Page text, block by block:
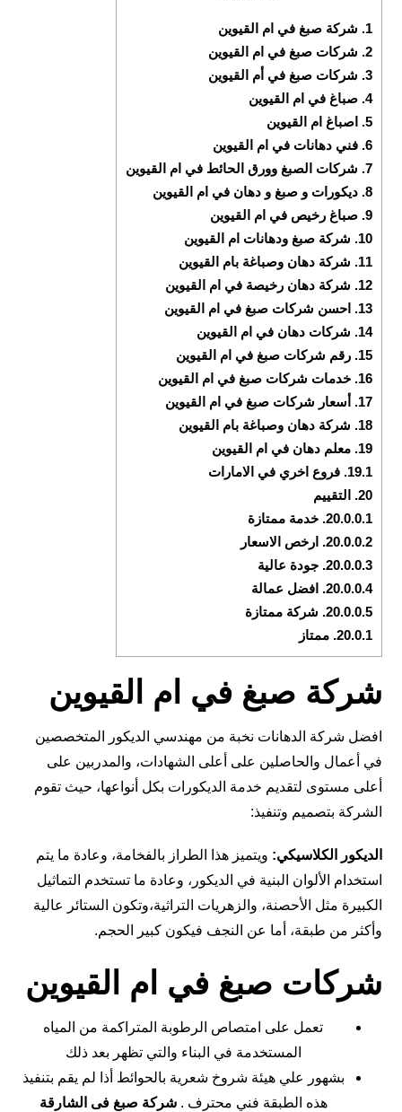
1. شركة صبغ في ام القيوين
2. شركات صبغ في ام القيوين
3. شركات صبغ في أم القيوين
4. صباغ في ام القيوين
5.
اصباغ ام القيوين
6. فني دهانات في ام القيوين
7. شركات الصبغ وورق الحائط في ام القيوين
8. ديكورات و صبغ و دهان في ام القيوين
9. صباغ رخيص في ام القيوين
10. شركة صبغ ودهانات ام القيوين
11. شركة دهان وصباغة بام القيوين
12. شركة دهان رخيصة في ام القيوين
13.
احسن شركات صبغ في ام القيوين
14. شركات دهان في ام القيوين
15. رقم شركات صبغ في ام القيوين
16. خدمات شركات صبغ في ام القيوين
17. أسعار شركات صبغ في ام القيوين
18. شركة دهان وصباغة بام القيوين
19. معلم دهان في ام القيوين
19.1. فروع اخري في الامارات
20.
التقييم
20.0.0.1. خدمة ممتازة
20.0.0.2.
ارخص الاسعار
20.0.0.3. جودة عالية
20.0.0.4.
افضل عمالة
20.0.0.5. شركة ممتازة
20.0.1. ممتاز
شركة صبغ في ام القيوين
افضل شركة الدهانات نخبة من مهندسي الديكور المتخصصين
في أعمال والحاصلين على أعلى الشهادات، والمدربين على
أعلى مستوى لتقديم خدمة الديكورات بكل أنواعها، حيث تقوم
الشركة بتصميم وتنفيذ:
الديكور الكلاسيكي: ويتميز هذا الطراز بالفخامة، وعادة ما يتم
استخدام الألوان البنية في الديكور، وعادة ما تستخدم التماثيل
الكبيرة مثل الأحصنة، والزهريات التراثية،وتكون الستائر عالية
وأكثر من طبقة، أما عن النجف فيكون كبير الحجم.
شركات صبغ في ام القيوين
تعمل على امتصاص الرطوبة المتراكمة من المياه
المستخدمة في البناء والتي تظهر بعد ذلك
بشهور علي هيئة شروخ شعرية بالحوائط أذا لم يقم بتنفيذ
هذه الطبقة فني محترف .شركة صبغ فى الشارقة